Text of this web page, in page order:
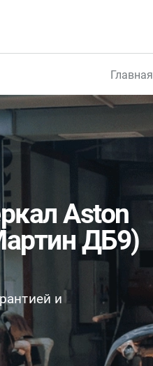
Главная
Aston
ДБ9)
и